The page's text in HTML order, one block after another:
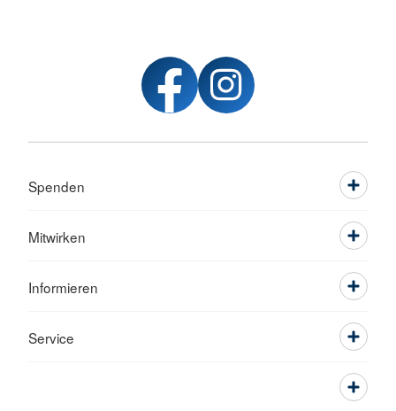
Spenden
Mitwirken
Informieren
Service